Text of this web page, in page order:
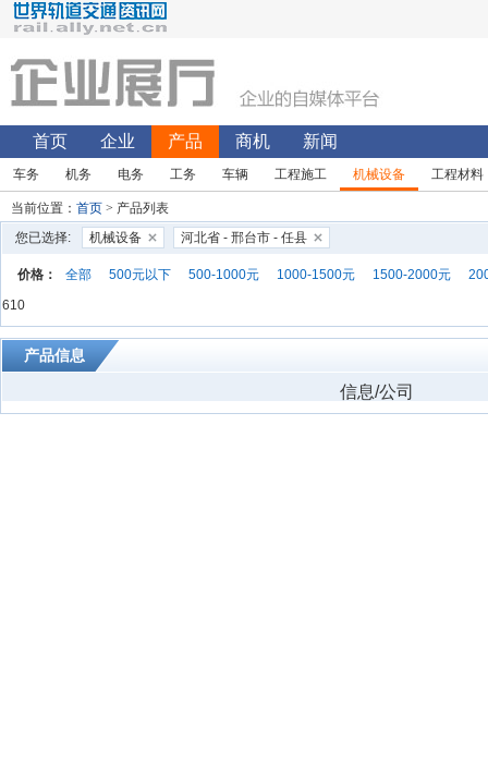
首页 企业 产品 商机 新闻
车务 机务 电务 工务 车辆 工程施工 机械设备 工程材料
当前位置： 首页 > 产品列表
您已选择:
机械设备 河北省 - 邢台市 - 任县
价格： 全部 500元以下 500-1000元 1000-1500元 1500-2000元
610
产品信息
信息/公司